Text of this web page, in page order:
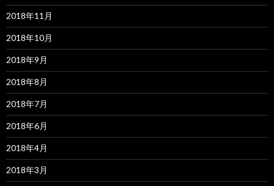
2018年11月
2018年10月
2018年9月
2018年8月
2018年7月
2018年6月
2018年4月
2018年3月